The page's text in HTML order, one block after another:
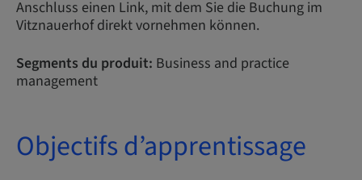
Anschluss einen Link, mit dem Sie die Buchung im
Vitznauerhof direkt vornehmen können.
Segments du produit: Business and practice
management
Objectifs d’apprentissage